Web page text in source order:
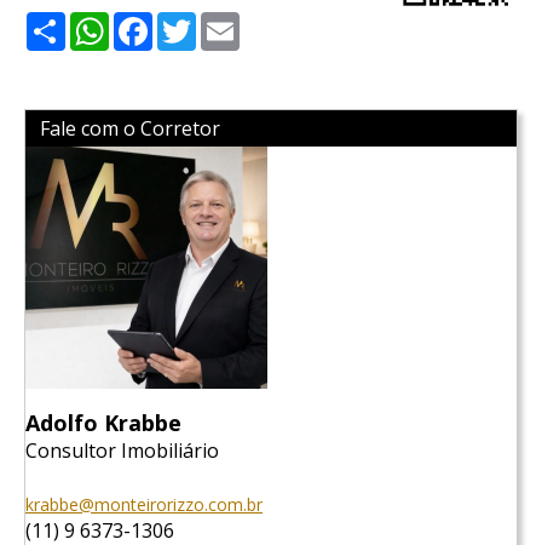
ShareWhatsApp
Facebook
Twitter
Fale com o Corretor
Adolfo Krabbe
Consultor Imobiliário
krabbe@monteirorizzo.com.br
(11) 9 6373-1306